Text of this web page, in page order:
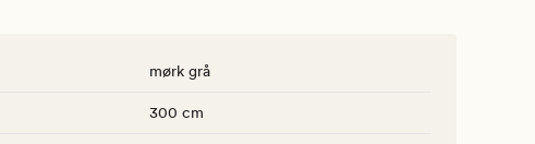
mørk grå
300 cm